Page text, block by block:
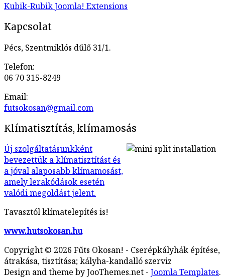
Kubik-Rubik Joomla! Extensions
Kapcsolat
Pécs, Szentmiklós dűlő 31/1.
Telefon:
06 70 315-8249
Email:
Klímatisztítás, klímamosás
Új szolgáltatásunkként
bevezettük a klímatisztítást és
a jóval alaposabb klímamosást,
amely lerakódások esetén
valódi megoldást jelent.
Tavasztól klímatelepítés is!
www.hutsokosan.hu
Copyright © 2026 Fűts Okosan! - Cserépkályhák építése,
átrakása, tisztítása; kályha-kandalló szerviz
Design and theme by JooThemes.net - Joomla Templates.